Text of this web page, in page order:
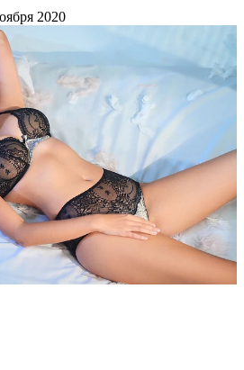
2020